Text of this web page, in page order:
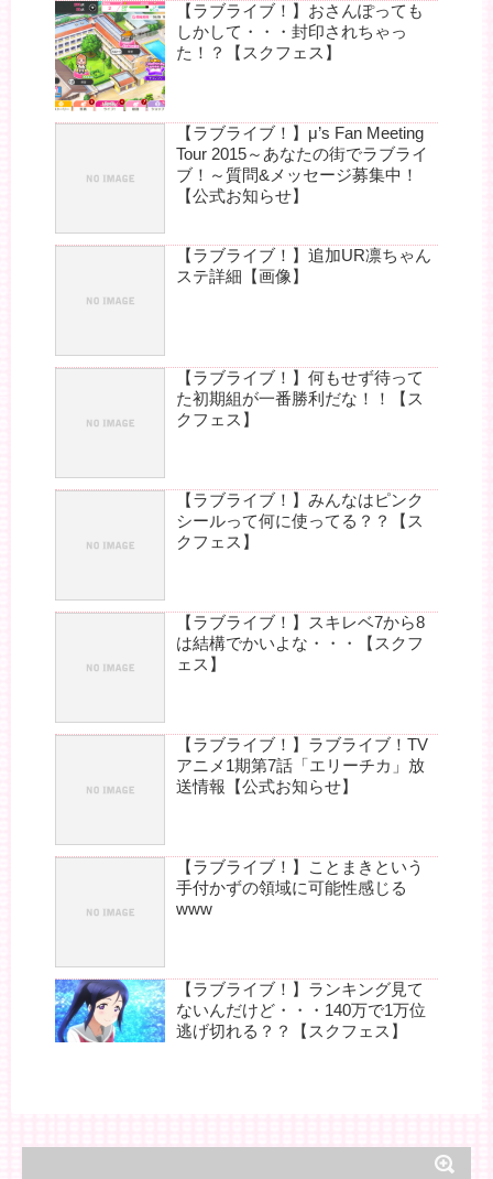
【ラブライブ！】おさんぽっても
しかして・・・封印されちゃっ
た！？【スクフェス】
【ラブライブ！】μ’s Fan Meeting
Tour 2015～あなたの街でラブライ
ブ！～質問&メッセージ募集中！
【公式お知らせ】
【ラブライブ！】追加UR凛ちゃん
ステ詳細【画像】
【ラブライブ！】何もせず待って
た初期組が一番勝利だな！！【ス
クフェス】
【ラブライブ！】みんなはピンク
シールって何に使ってる？？【ス
クフェス】
【ラブライブ！】スキレベ7から8
は結構でかいよな・・・【スクフ
ェス】
【ラブライブ！】ラブライブ！TV
アニメ1期第7話「エリーチカ」放
送情報【公式お知らせ】
【ラブライブ！】ことまきという
手付かずの領域に可能性感じる
www
【ラブライブ！】ランキング見て
ないんだけど・・・140万で1万位
逃げ切れる？？【スクフェス】